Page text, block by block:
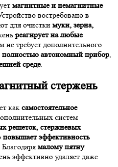
магнитные и немагнитные
востребовано в
для очистки муки, зерна,
реагирует на любые
не требует дополнительного
полностью автономный прибор,
среде.
стержень
как самостоятельное
систем
решеток, стержневых
повышает эффективность
малому пятну
эффективно удаляет даже